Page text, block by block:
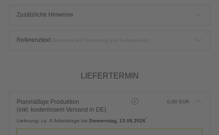
Zusätzliche Hinweise
Referenztext
LIEFERTERMIN
Planmäßige Produktion
(inkl. kostenlosem Versand in DE)
0,00 EUR
Lieferung: ca. 4 Arbeitstage bis Donnerstag, 13.08.2026*